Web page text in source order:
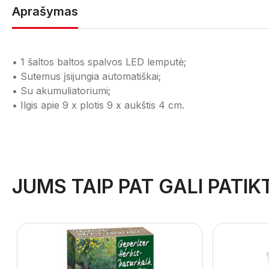
Aprašymas
• 1 šaltos baltos spalvos LED lemputė;
• Sutemus įsijungia automatiškai;
• Su akumuliatoriumi;
• Ilgis apie 9 x plotis 9 x aukštis 4 cm.
JUMS TAIP PAT GALI